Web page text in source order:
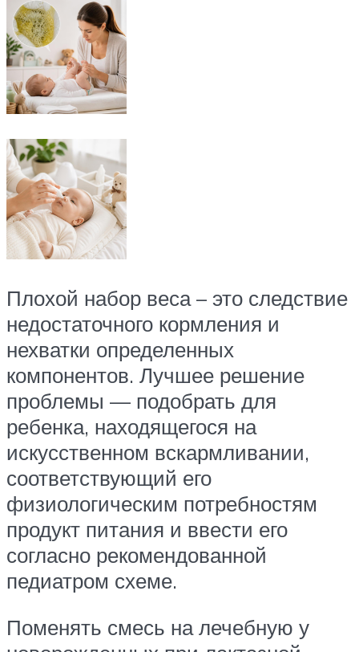
Плохой набор веса – это следствие
недостаточного кормления и
нехватки определенных
компонентов. Лучшее решение
проблемы — подобрать для
ребенка, находящегося на
искусственном вскармливании,
соответствующий его
физиологическим потребностям
продукт питания и ввести его
согласно рекомендованной
педиатром схеме.
Поменять смесь на лечебную у